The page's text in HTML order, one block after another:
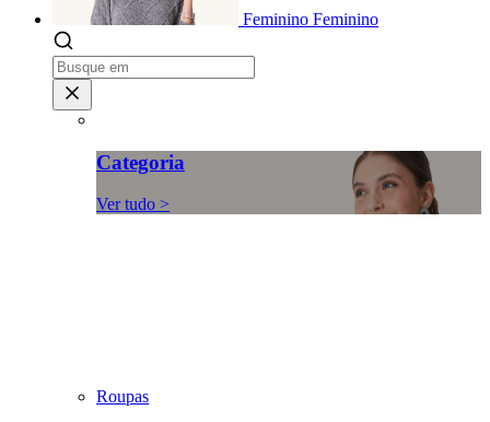
Feminino Feminino
Categoria
Ver tudo >
Roupas